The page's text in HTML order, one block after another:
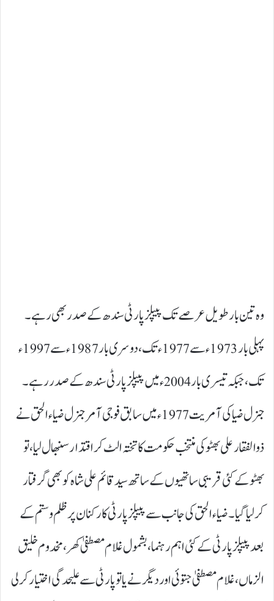
وہ تین بار طویل عرصے تک پیپلز پارٹی سندھ کے صدر بھی رہے۔
پہلی بار 1973ء سے 1977ء تک، دوسری بار 1987ء سے 1997ء
تک، جبکہ تیسری بار 2004ء میں پیپلز پارٹی سندھ کے صدر رہے۔
جنرل ضیا کی آمریت1977ء میں سابق فوجی آمر جنرل ضیاء الحق نے
ذوالفقار علی بھٹو کی منتخب حکومت کا تختہ الٹ کر اقتدار سنبھال لیا، تو
بھٹو کے کئی قریبی ساتھیوں کے ساتھ سید قائم علی شاہ کو بھی گرفتار
کرلیا گیا۔ ضیاء الحق کی جانب سے پیپلز پارٹی کارکنان پر ظلم و ستم کے
بعد پیپلز پارٹی کے کئی اہم رہنما، بشمول غلام مصطفیٰ کھر، مخدوم خلیق
الزماں، غلام مصطفیٰ جتوئی اور دیگر نے یا تو پارٹی سے علیحدگی اختیار کرلی